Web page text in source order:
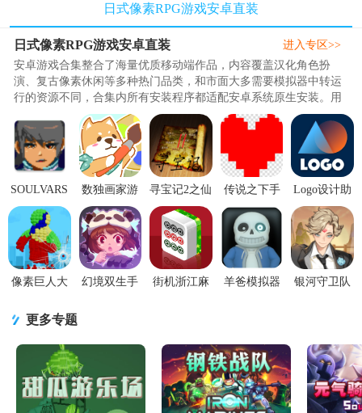
日式像素RPG游戏安卓直装
日式像素RPG游戏安卓直装
安卓游戏合集整合了海量优质移动端作品，内容覆盖汉化角色扮
演、复古像素休闲等多种热门品类，和市面大多需要模拟器中转运
行的资源不同，合集内所有安装程序都适配安卓系统原生安装。用
户获取资源后简单下载即可完成..
进入专区>>
SOULVARS
手游1.2.4 最
新免费版
数独画家游
戏
V2022.02.11
手机版
寻宝记2之仙
宫宝藏1.2.0
神秘口令版
传说之下手
机版最新版
v1.0.3安卓
版
Logo设计助
手app2.0.3安
卓最新版
像素巨人大
安卓版
幻境双生手
街机浙江麻
版
羊爸模拟器
银河守卫队
更多专题